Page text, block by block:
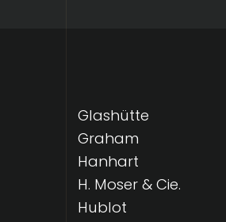
Glashütte
Graham
Hanhart
H. Moser & Cie.
Hublot